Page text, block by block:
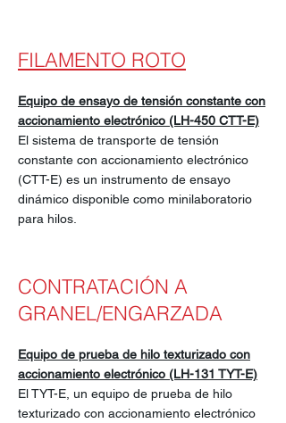
FILAMENTO ROTO
Equipo de ensayo de tensión constante con
accionamiento electrónico (LH-450 CTT-E)
El sistema de transporte de tensión
constante con accionamiento electrónico
(CTT-E) es un instrumento de ensayo
dinámico disponible como minilaboratorio
para hilos.
CONTRATACIÓN A
GRANEL/ENGARZADA
Equipo de prueba de hilo texturizado con
accionamiento electrónico (LH-131 TYT-E)
El TYT-E, un equipo de prueba de hilo
texturizado con accionamiento electrónico